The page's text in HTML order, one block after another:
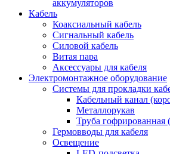
аккумуляторов
Кабель
Коаксиальный кабель
Сигнальный кабель
Силовой кабель
Витая пара
Аксессуары для кабеля
Электромонтажное оборудование
Системы для прокладки
Кабельный канал
Металлорукав
Труба гофрированная
Гермовводы для кабеля
Освещение